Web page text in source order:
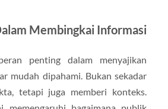
Membingkai Informasi
penting dalam menyajikan
mudah dipahami. Bukan sekadar
tetapi juga memberi konteks.